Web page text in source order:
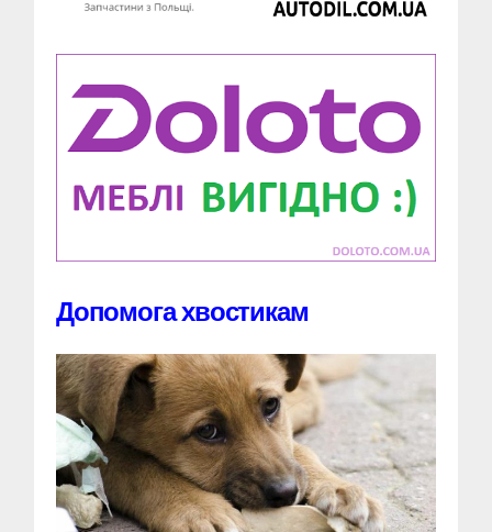
Допомога хвостикам